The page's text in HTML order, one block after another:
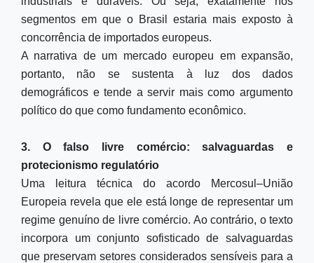
segmentos em que o Brasil estaria mais exposto à
concorrência de importados europeus.
A narrativa de um mercado europeu em expansão,
portanto, não se sustenta à luz dos dados
demográficos e tende a servir mais como argumento
político do que como fundamento econômico.
3. O falso livre comércio: salvaguardas e
protecionismo regulatório
Uma leitura técnica do acordo Mercosul–União
Europeia revela que ele está longe de representar um
regime genuíno de livre comércio. Ao contrário, o texto
incorpora um conjunto sofisticado de salvaguardas
que preservam setores considerados sensíveis para a